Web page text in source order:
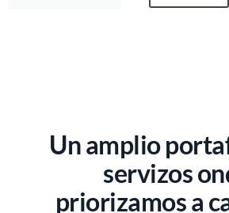
Un amplio
servizos
priorizamos a